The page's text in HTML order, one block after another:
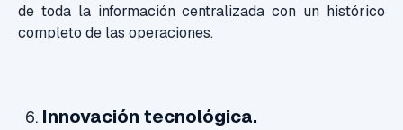
de toda la información centralizada con un histórico
completo de las operaciones.
Innovación tecnológica.